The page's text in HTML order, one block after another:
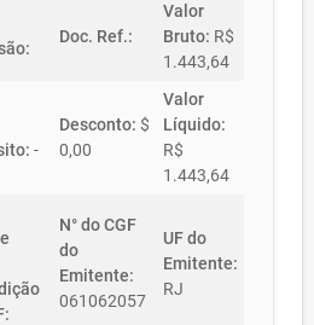
Doc. Ref.:
Valor
Bruto: R$
1.443,64
-
Desconto: $
0,00
Valor
Líquido:
R$
1.443,64
N° do CGF
do
Emitente:
061062057
UF do
Emitente:
RJ